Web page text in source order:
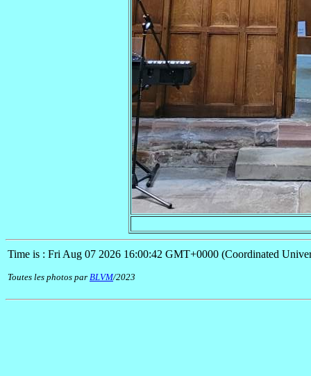
Time is : Fri Aug 07 2026 16:00:42 GMT+0000 (Coordinated
Toutes les photos par BLVM/2023